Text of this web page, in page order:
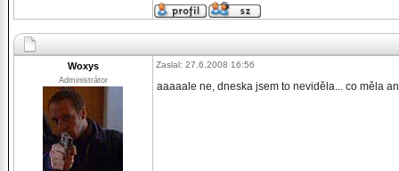
Woxys
Administrátor
Zaslal: 27.6.2008 16:56
aaaaale ne, dneska jsem to neviděla... co měla